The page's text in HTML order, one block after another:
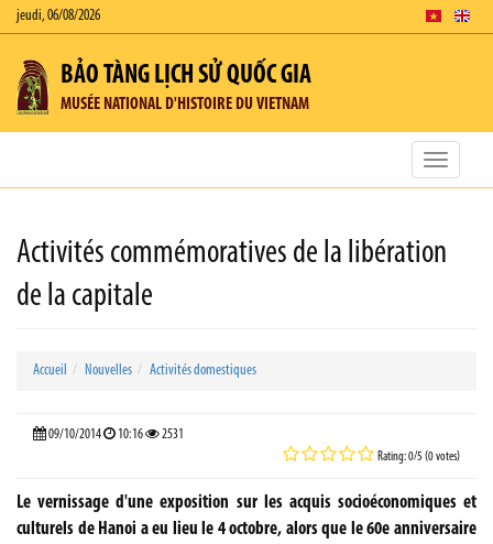
jeudi, 06/08/2026
BẢO TÀNG LỊCH SỬ QUỐC GIA
MUSÉE NATIONAL D'HISTOIRE DU VIETNAM
Toggle
Activités commémoratives de la libération
de la capitale
Accueil Nouvelles Activités domestiques
09/10/2014 10:16 2531
Rating: 0/5 (0 votes)
Le vernissage d'une exposition sur les acquis socioéconomiques et
culturels de Hanoi a eu lieu le 4 octobre, alors que le 60e anniversaire